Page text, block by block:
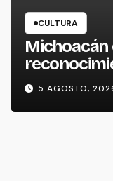
CULTURA
Nacional de
5 AGOSTO,